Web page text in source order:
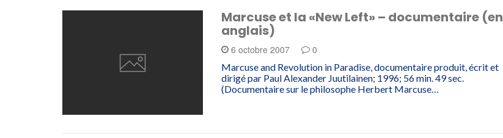
Marcuse et la «New Left» – documentaire (en
anglais)
6 octobre 2007 0
Marcuse and Revolution in Paradise, documentaire produit, écrit et
dirigé par Paul Alexander Juutilainen; 1996; 56 min. 49 sec.
(Documentaire sur le philosophe Herbert Marcuse…